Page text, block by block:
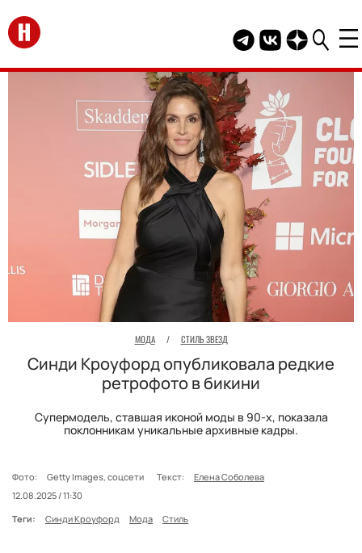
Перейти на главную
Telegram канал
Группа HELLO
Канал
МОДА / СТИЛЬ ЗВЕЗД
Синди Кроуфорд опубликовала редкие
ретрофото в бикини
Супермодель, ставшая иконой моды в 90-х, показала
поклонникам уникальные архивные кадры.
Фото: Getty Images, соцсети Текст:
Елена Соболева
12.08.2025 / 11:30
Теги:
Синди Кроуфорд Мода Стиль